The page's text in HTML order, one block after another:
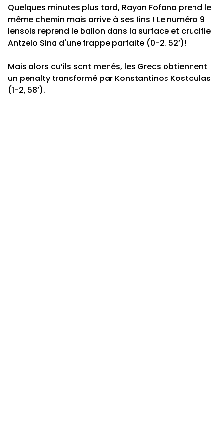
Quelques minutes plus tard, Rayan Fofana prend le
même chemin mais arrive à ses fins ! Le numéro 9
lensois reprend le ballon dans la surface et crucifie
Antzelo Sina d'une frappe parfaite (0-2, 52’)!
Mais alors qu’ils sont menés, les Grecs obtiennent
un penalty transformé par Konstantinos Kostoulas
(1-2, 58’).